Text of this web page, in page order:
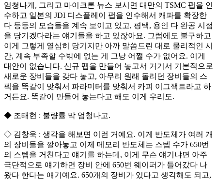
엄청나게, 그리고 마이크론 뉴스 보시면 대만의 TSMC 팹을 인
수하고 일본의 JDI 디스플레이 팹을 인수해서 캐파를 확장한
다 등등의 모습들을 계속 보이고 있고, 평택, 용인 다 완공 시점
을 당기겠다라는 얘기들을 하고 있잖아요. 그럼에도 불구하고
이게 그렇게 열심히 당기지만 아까 말씀드린 대로 물리적인 시
간, 계속 부족할 수밖에 없는 게 그냥 어쩔 수가 없어요. 이게
대안이 없습니다. 신규 팹을 만들어 놓고서 거기서 기본적으로
새로운 장비들을 갖다 놓고, 아무리 원래 돌리던 장비들의 스
펙을 똑같이 맞춰서 파라미터를 맞춰서 카피 이그잭트라고 하
거든요. 똑같이 만들어 놓는다고 해도 이게 우리도.
◆ 조태현 : 불량률 막 엄청나고.
◇ 김창욱 : 생각을 해보면 이런 거예요. 이게 반도체가 여러 개
의 장비들을 깔아놓고 이제 메모리 반도체는 스텝 수가 650번
의 스텝을 거친다고 얘기를 하는데, 이게 무슨 얘기냐면 아주
극단적으로 얘기하면 장비 안에 650번 웨이퍼가 들어갔다 나
왔다 한다는 얘기예요. 650개의 장비가 있다고 생각해도 되고,